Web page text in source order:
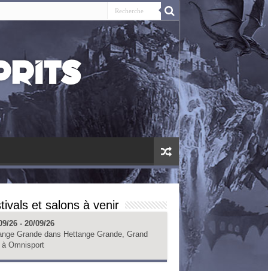
et salons à venir
26 - 20/09/26
Grande dans Hettange Grande, Grand
à Omnisport